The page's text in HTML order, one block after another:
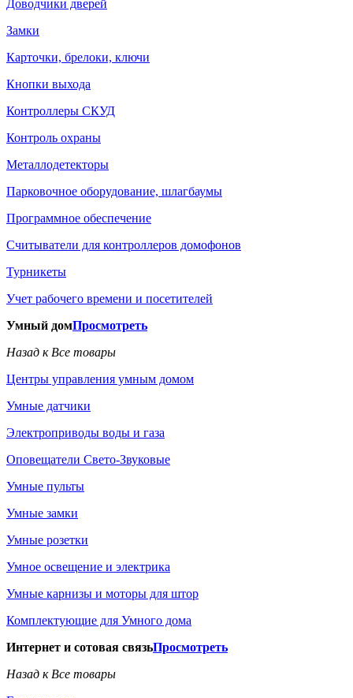
Доводчики дверей
Замки
Карточки, брелоки, ключи
Кнопки выхода
Контроллеры СКУД
Контроль охраны
Металлодетекторы
Парковочное оборудование, шлагбаумы
Программное обеспечение
Считыватели для контроллеров домофонов
Турникеты
Учет рабочего времени и посетителей
Умный домПросмотреть
Назад к Все товары
Центры управления умным домом
Умные датчики
Электроприводы воды и газа
Оповещатели Свето-Звуковые
Умные пульты
Умные замки
Умные розетки
Умное освещение и электрика
Умные карнизы и моторы для штор
Комплектующие для Умного дома
Интернет и сотовая связьПросмотреть
Назад к Все товары